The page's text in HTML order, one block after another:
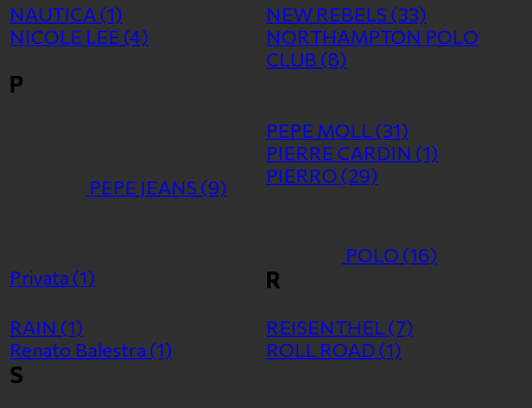
NAUTICA (1) NEW REBELS (33)
NICOLE LEE (4)
NORTHAMPTON POLO
CLUB (8)
P
PEPE JEANS (9)
PEPE MOLL(31)
PIERRE CARDIN (1)
PIERRO (29)
POLO (16)
Privata (1) R
RAIN (1) REISENTHEL(7)
Renato Balestra (1) ROLL ROAD (1)
S